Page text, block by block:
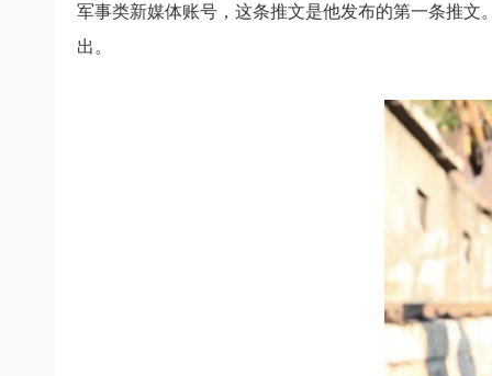
军事类新媒体账号，这条推文是他发布的第一条推
出。